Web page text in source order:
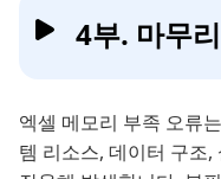
4부. 마무리
엑셀 메모리 부족 오류
템 리소스, 데이터 구조